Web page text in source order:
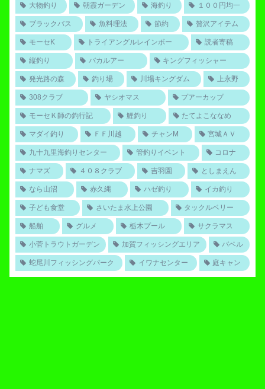
大物釣り 朝霞ガーデン 海釣り １００円均一
ブラックバス 魚料理法 節約 贅沢アイテム
モーセK トライアングルレインボー 読者寄稿
縦釣り バカルアー キングフィッシャー
発光路の森 釣り場 川場キングダム 上永野
308クラブ ヤシオマス プアーカップ
モーセＫ師の釣行記 鯉釣り たてよこななめ
マダイ釣り ＦＦ川越 チャンM 宮城ＡＶ
九十九里海釣りセンター 管釣りイベント コロナ
ナマズ ４０８クラブ 吉羽園 としまえん
なら山沼 赤久縄 ハゼ釣り イカ釣り
子ども食堂 さいたま水上公園 タックルベリー
船舶 グルメ 栃木プール サクラマス
小菅トラウトガーデン 加賀フィッシングエリア バベル
蛇尾川フィッシングパーク イワナセンター 庭キャン